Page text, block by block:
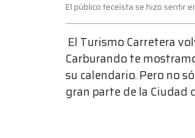
El público teceísta se hizo sentir
El Turismo Carretera
Carburando te
su calendario. Pero no
gran parte de la Ciudad